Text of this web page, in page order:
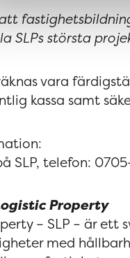
SLPs största
vara
kassa samt
SLP, telefon:
Property
– SLP – är
med